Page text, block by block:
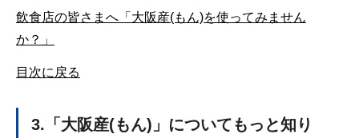
飲食店の皆さまへ「大阪産(もん)を使ってみません
か？」
目次に戻る
3.「大阪産(もん)」についてもっと知り